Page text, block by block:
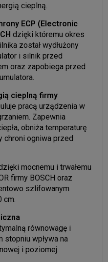
cieplną.
ECP (Electronic
dzięki któremu okres
został wydłużony
i silnik przed
oraz zapobiega przed
cieplną firmy
pracą urządzenia w
Zapewnia
obniża temperaturę
chroni ogniwa przed
mocnemu i trwałemu
firmy BOSCH oraz
szlifowanym
cm.
równowagę i
stopniu wpływa na
i poziomej.